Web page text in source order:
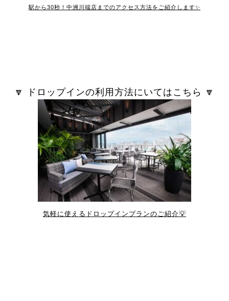
駅から30秒！中洲川端店までのアクセス方法をご紹介します✨
🔽 ドロップインの利用方法にいてはこちら 🔽
気軽に使えるドロップインプランのご紹介💡